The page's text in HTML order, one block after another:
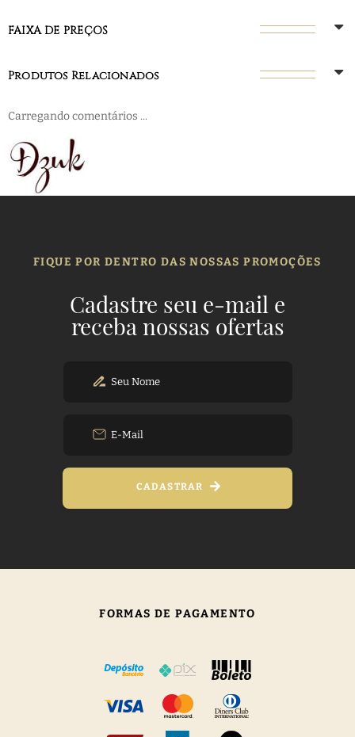
FAIXA DE PREÇOS
Produtos Relacionados
Carregando comentários ...
FIQUE POR DENTRO DAS NOSSAS PROMOÇÕES
Cadastre seu e-mail e
receba nossas ofertas
CADASTRAR
FORMAS DE PAGAMENTO